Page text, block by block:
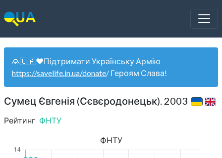
🙏🇺🇦❤️Підтримати Українську Армію
https://savelife.in.ua/donate/ Героям Слава!
Сумец Євгенія (Сєвєродонецьк). 2003
Рейтинг ФНТУ
ФНТУ